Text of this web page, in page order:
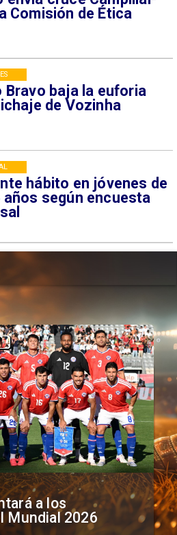
Comisión de Ética
Bravo baja la euforia
de Vozinha
hábito en jóvenes de
años según encuesta
a los
Mundial 2026